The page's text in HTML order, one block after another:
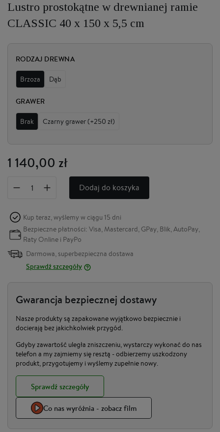
Lustro prostokątne w drewnianej ramie
CLASSIC 40 x 150 x 5,5 cm
RODZAJ DREWNA
Brzoza Dąb
GRAWER
Brak Czarny grawer (+250 zł)
1 140,00 zł
Dodaj do koszyka
Kup teraz, wyślemy w ciągu 15 dni
Bezpieczne płatności: Visa, Mastercard, GPay, Blik, AutoPay,
Raty Online i PayPo
Darmowa, superbezpieczna dostawa
Sprawdź szczegóły
Gwarancja bezpiecznej dostawy
Nasze produkty są zapakowane wyjątkowo bezpiecznie i
docierają bez jakichkolwiek przygód.
Gdyby zawartość uległa zniszczeniu, wystarczy wykonać do nas
telefon a my zajmiemy się resztą - odbierzemy uszkodzony
produkt, przygotujemy i wyślemy zupełnie nowy.
Sprawdź szczegóły
Co nas wyróżnia - zobacz film